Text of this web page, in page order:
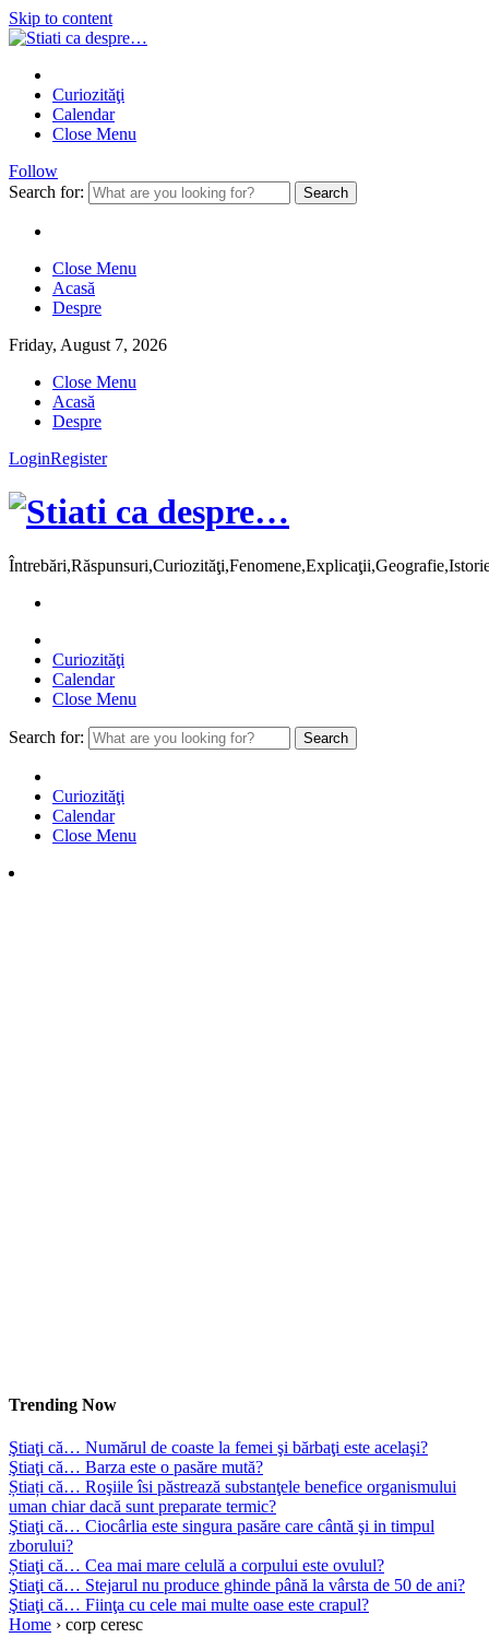
Skip to content
Curiozităţi
Calendar
Close Menu
Follow
Search for:
Close Menu
Acasă
Despre
Friday, August 7, 2026
Close Menu
Acasă
Despre
LoginRegister
Curiozităţi
Calendar
Close Menu
Search for:
Curiozităţi
Calendar
Close Menu
Trending Now
Ştiaţi că… Numărul de coaste la femei şi bărbaţi este acelaşi?
Ştiaţi că… Barza este o pasăre mută?
Știați că… Roşiile îsi păstrează substanţele benefice organismului
uman chiar dacă sunt preparate termic?
Ştiaţi că… Ciocârlia este singura pasăre care cântă şi in timpul
zborului?
Știaţi că… Cea mai mare celulă a corpului este ovulul?
Ştiaţi că… Stejarul nu produce ghinde până la vârsta de 50 de ani?
Ştiaţi că… Fiinţa cu cele mai multe oase este crapul?
Home › corp ceresc